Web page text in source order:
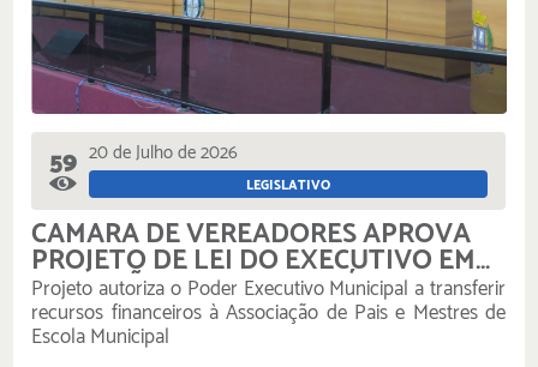
59 20 de Julho de 2026
LEGISLATIVO
CÂMARA DE VEREADORES APROVA
PROJETO DE LEI DO EXECUTIVO EM
3A SESSÃO EXTRAORDINÁRIA DO
ANO
Projeto autoriza o Poder Executivo Municipal a transferir
recursos financeiros à Associação de Pais e Mestres de
Escola Municipal